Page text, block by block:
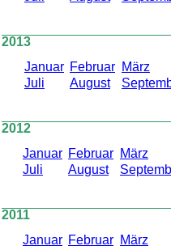
2013
Januar Februar März
Juli
August
2012
Januar Februar März
Juli
August
2011
Januar Februar März